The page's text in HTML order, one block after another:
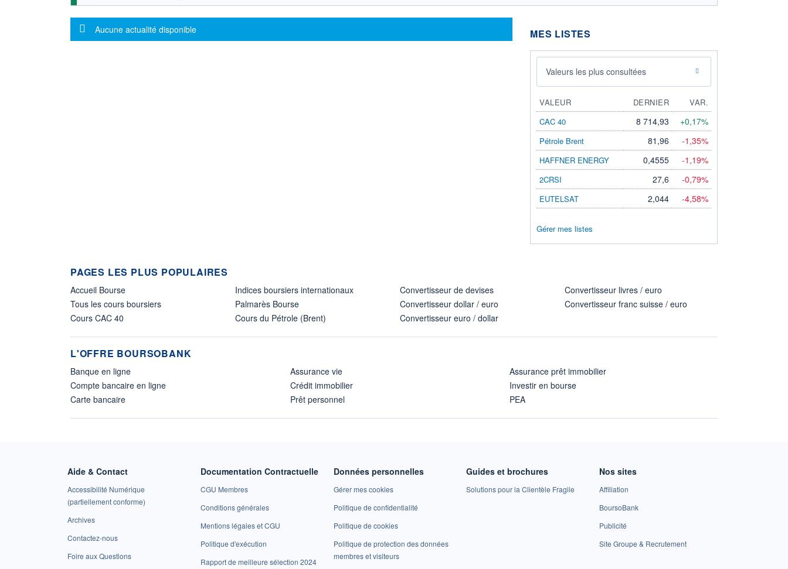
Message d'information
Aucune actualité disponible MES LISTES
Valeurs les plus consultées
VALEUR DERNIER
VAR.
CAC 40
8 714,93 +0,17%
Pétrole Brent 81,96 -1,35%
HAFFNER ENERGY 0,4555 -1,19%
2CRSI 27,6 -0,79%
EUTELSAT 2,044 -4,58%
Gérer mes listes
PAGES LES PLUS POPULAIRES
Accueil Bourse
Tous les cours boursiers
Cours CAC 40
Indices boursiers internationaux
Palmarès Bourse
Cours du Pétrole (Brent)
Convertisseur de devises
Convertisseur dollar / euro
Convertisseur euro / dollar
Convertisseur livres / euro
Convertisseur franc suisse / euro
L'OFFRE BOURSOBANK
Banque en ligne
Compte bancaire en ligne
Carte bancaire
Assurance vie
Crédit immobilier
Prêt personnel
Assurance prêt immobilier
Investir en bourse
PEA
Aide & Contact
Accessibilité Numérique
(partiellement conforme)
Archives
Contactez-nous
Foire aux Questions
Documentation Contractuelle
CGU Membres
Conditions générales
Mentions légales et CGU
Politique d'exécution
Rapport de meilleure sélection 2024
Données personnelles
Gérer mes cookies
Politique de confidentialité
Politique de cookies
Politique de protection des données
membres et visiteurs
Guides et brochures
Solutions pour la Clientèle Fragile
Nos sites
Affiliation
BoursoBank
Publicité
Site Groupe & Recrutement